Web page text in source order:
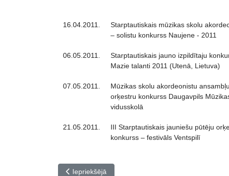
16.04.2011.
Starptautiskais mūzikas skolu
– solistu konkurss Naujene - 2011
06.05.2011.
Starptautiskais jauno izpildītaju
Mazie talanti 2011 (Utenā, Lietuva)
07.05.2011.
Mūzikas skolu akordeonistu
orķestru konkurss Daugavpils
vidusskolā
21.05.2011.
III Starptautiskais jauniešu pūtēju
konkurss – festivāls Ventspilī
Iepriekšējais raksts: Daugavpils Mūzikas
Iepriekšējā